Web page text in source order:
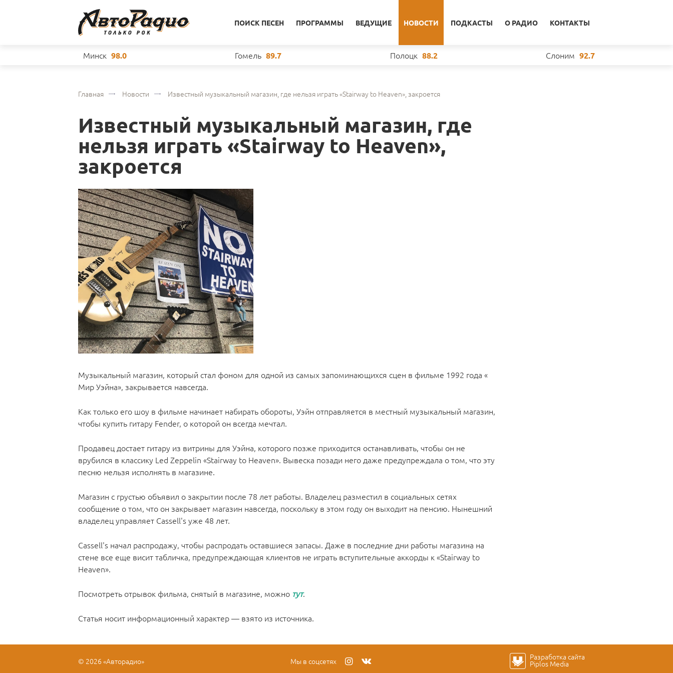
ПОИСК ПЕСЕН ПРОГРАММЫ ВЕДУЩИЕ НОВОСТИ ПОДКАСТЫ О РАДИО КОНТАКТЫ
Минск 98.0 Гомель 89.7 Полоцк 88.2 Слоним 92.7
Главная Новости Известный музыкальный магазин, где нельзя играть «Stairway to Heaven», закроется
Известный музыкальный магазин, где
нельзя играть «Stairway to Heaven»,
закроется
Музыкальный магазин, который стал фоном для одной из самых запоминающихся сцен в фильме 1992 года «
Мир Уэйна», закрывается навсегда.
Как только его шоу в фильме начинает набирать обороты, Уэйн отправляется в местный музыкальный магазин,
чтобы купить гитару Fender, о которой он всегда мечтал.
Продавец достает гитару из витрины для Уэйна, которого позже приходится останавливать, чтобы он не
врубился в классику Led Zeppelin «Stairway to Heaven». Вывеска позади него даже предупреждала о том, что эту
песню нельзя исполнять в магазине.
Магазин с грустью объявил о закрытии после 78 лет работы. Владелец разместил в социальных сетях
сообщение о том, что он закрывает магазин навсегда, поскольку в этом году он выходит на пенсию. Нынешний
владелец управляет Cassell's уже 48 лет.
Cassell's начал распродажу, чтобы распродать оставшиеся запасы. Даже в последние дни работы магазина на
стене все еще висит табличка, предупреждающая клиентов не играть вступительные аккорды к «Stairway to
Heaven».
Посмотреть отрывок фильма, снятый в магазине, можно тут.
Cтатья носит информационный характер — взято из источника.
© 2026 «Авторадио» Мы в соцсетях Разработка сайта
Piplos Media